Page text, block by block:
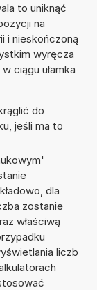
to uniknąć
na
i nieskończoną
wyręcza
ciągu ułamka
do
jeśli ma to
dla
zostanie
właściwą
liczb